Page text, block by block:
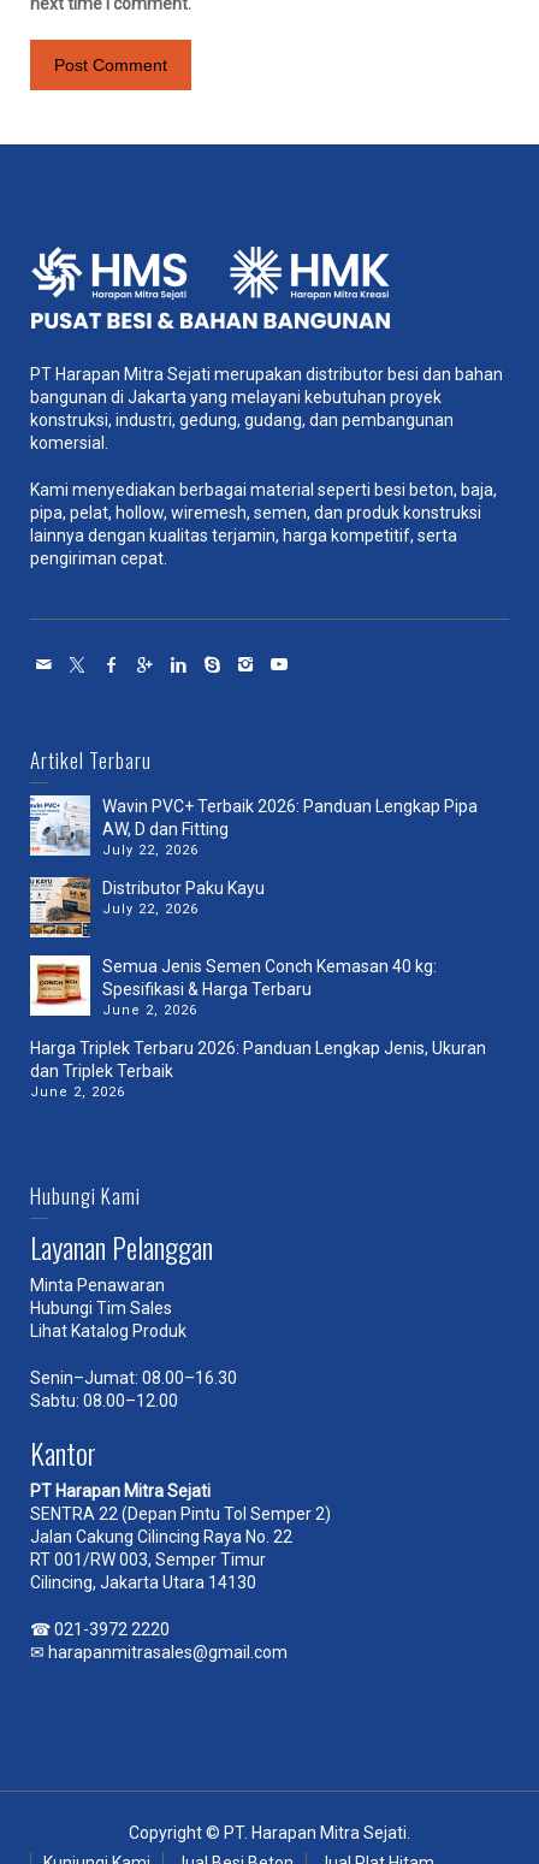
PT Harapan Mitra Sejati merupakan distributor besi dan bahan
bangunan di Jakarta yang melayani kebutuhan proyek
konstruksi, industri, gedung, gudang, dan pembangunan
komersial.
Kami menyediakan berbagai material seperti besi beton, baja,
pipa, pelat, hollow, wiremesh, semen, dan produk konstruksi
lainnya dengan kualitas terjamin, harga kompetitif, serta
pengiriman cepat.
Artikel Terbaru
Wavin PVC+ Terbaik 2026: Panduan Lengkap Pipa
AW, D dan Fitting
July 22, 2026
Distributor Paku Kayu
July 22, 2026
Semua Jenis Semen Conch Kemasan 40 kg:
Spesifikasi & Harga Terbaru
June 2, 2026
Harga Triplek Terbaru 2026: Panduan Lengkap Jenis, Ukuran
dan Triplek Terbaik
June 2, 2026
Hubungi Kami
Layanan Pelanggan
Minta Penawaran
Hubungi Tim Sales
Lihat Katalog Produk
Senin–Jumat: 08.00–16.30
Sabtu: 08.00–12.00
Kantor
PT Harapan Mitra Sejati
SENTRA 22 (Depan Pintu Tol Semper 2)
Jalan Cakung Cilincing Raya No. 22
RT 001/RW 003, Semper Timur
Cilincing, Jakarta Utara 14130
☎021-3972 2220
✉ harapanmitrasales@gmail.com
Copyright © PT. Harapan Mitra Sejati.